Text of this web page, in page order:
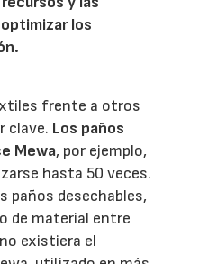
los
frente a otros
clave. Los paños
Mewa, por ejemplo,
hasta 50 veces.
paños desechables,
de material entre
existiera el